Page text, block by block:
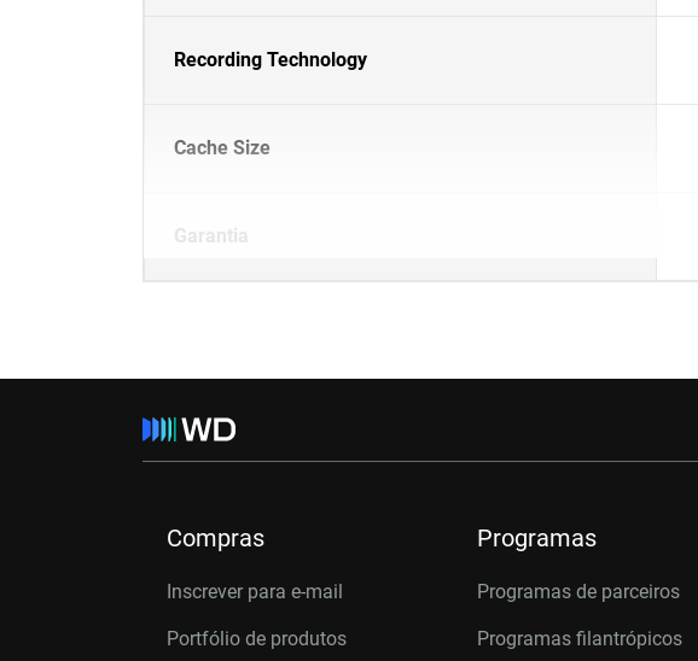
Recording Technology
Cache Size
Garantia
Compras
Inscrever para e-mail
Portfólio de produtos
Programas
Programas de parceiros
Programas filantrópicos